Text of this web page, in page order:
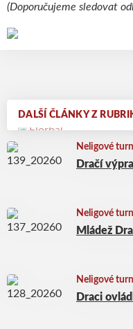
DALŠÍ ČLÁNKY Z
Neligové
Dračí
Neligové
Mládež
Neligové
Draci
(Doporučujeme sledovat